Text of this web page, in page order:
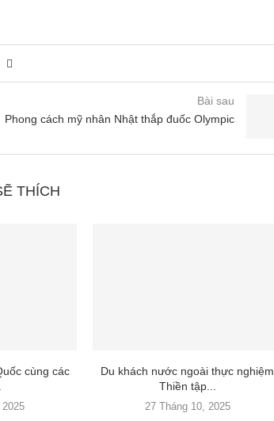
Bài sau
Phong cách mỹ nhân Nhật thắp đuốc Olympic
THÍCH
cùng các
Du khách nước ngoài thực nghiệm
Thiền tập...
27 Tháng 10, 2025